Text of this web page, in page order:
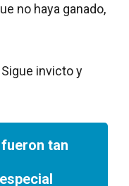
no haya ganado,
invicto y
tan